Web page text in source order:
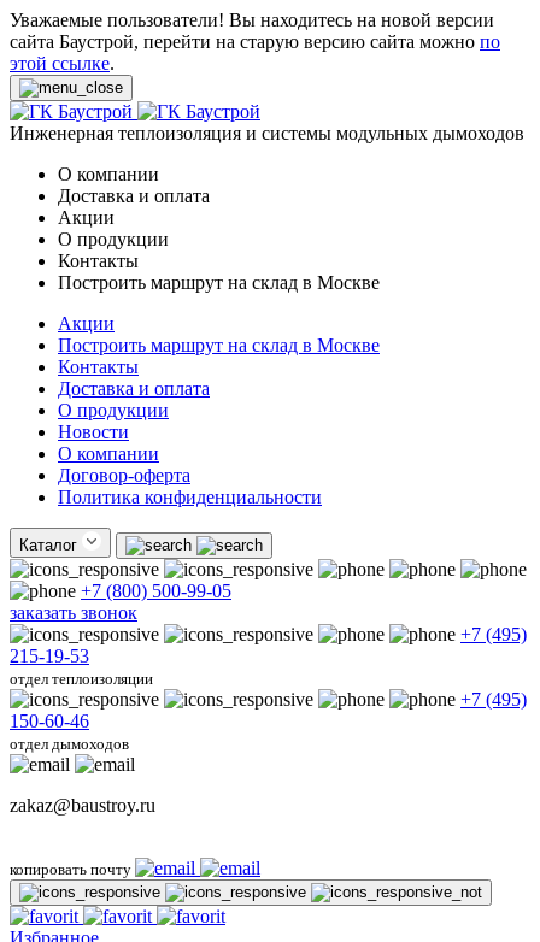
Уважаемые пользователи! Вы находитесь на новой версии
сайта Баустрой, перейти на старую версию сайта можно по
этой ссылке.
Инженерная теплоизоляция и системы модульных дымоходов
О компании
Доставка и оплата
Акции
О продукции
Контакты
Построить маршрут на склад в Москве
Акции
Построить маршрут на склад в Москве
Контакты
Доставка и оплата
О продукции
Новости
О компании
Договор-оферта
Политика конфиденциальности
Каталог
+7 (800) 500-99-05
заказать звонок
+7 (495)
215-19-53
отдел теплоизоляции
+7 (495)
150-60-46
отдел дымоходов
zakaz@baustroy.ru
копировать почту
Избранное